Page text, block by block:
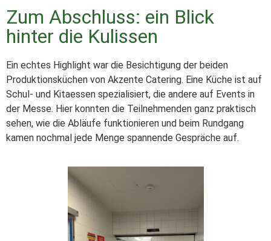
Zum Abschluss: ein Blick
hinter die Kulissen
Ein echtes Highlight war die Besichtigung der beiden
Produktionsküchen von Akzente Catering. Eine Küche ist auf
Schul- und Kitaessen spezialisiert, die andere auf Events in
der Messe. Hier konnten die Teilnehmenden ganz praktisch
sehen, wie die Abläufe funktionieren und beim Rundgang
kamen nochmal jede Menge spannende Gespräche auf.